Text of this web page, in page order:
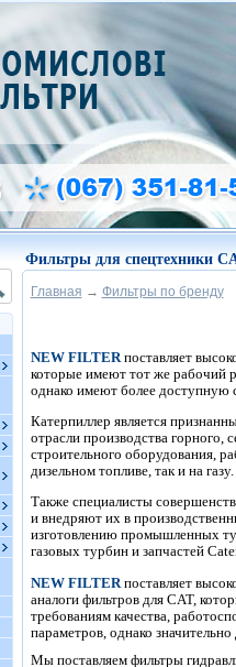
Фильтры для спецтехники
Главная → Фильтры по бренду
NEW FILTERпоставляет
которые имеют тот же рабочий
однако имеют более доступную
Катерпиллер является
отрасли производства горного,
строительного оборудования,
дизельном топливе, так и на газу.
Также специалисты
и внедряют их в
изготовлению промышленных
газовых турбин и запчастей
NEW FILTERпоставляет
аналоги фильтров для CAT,
требованиям качества,
параметров, однако
Мы поставляем фильтры